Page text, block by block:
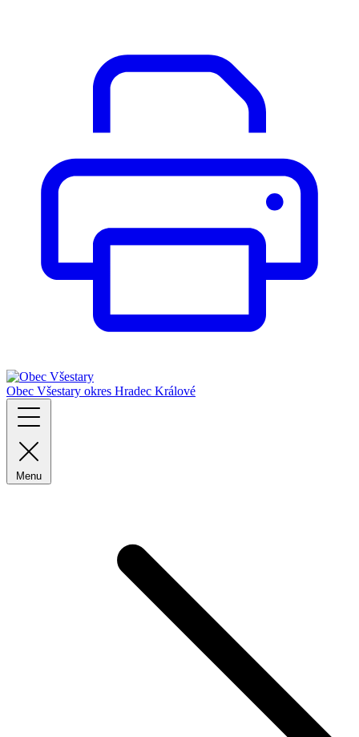
Obec Všestary okres Hradec Králové
Menu